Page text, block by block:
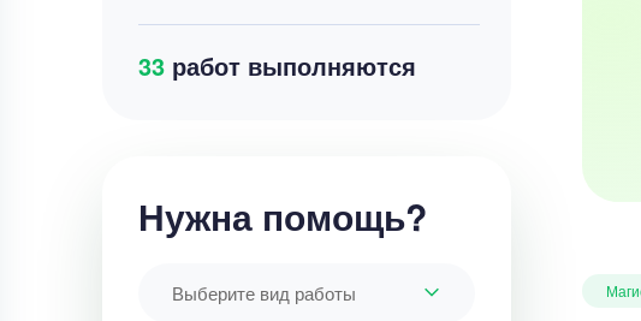
44работ выполняются
Нужна помощь?
Выберите вид работы